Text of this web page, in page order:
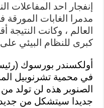
إنفجار احد المفاعلات
مدمرا الغابات
العالم ، وكانت النتيجة
كبرى للنظام البيئي
أولكسندر بورسوك
في محمية تشرنوبيل
الصنوبر هذه لن تولد من
جديدا سيتشكل من